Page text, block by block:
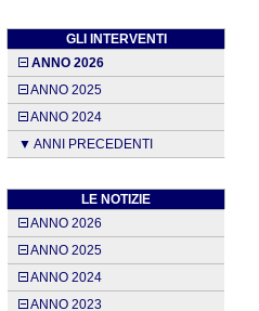
GLI INTERVENTI
ANNO 2026
ANNO 2025
ANNO 2024
▼ ANNI PRECEDENTI
LE NOTIZIE
ANNO 2026
ANNO 2025
ANNO 2024
ANNO 2023